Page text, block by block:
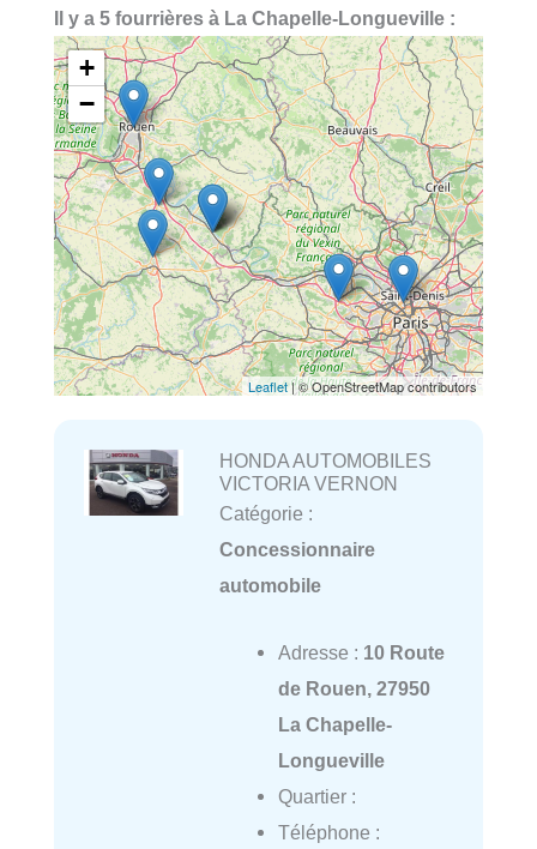
Il y a 5 fourrières à La Chapelle-Longueville :
+
−
Leaflet| © OpenStreetMap contributors
HONDA AUTOMOBILES
VICTORIA VERNON
Catégorie :
Concessionnaire
automobile
Adresse : 10 Route
de Rouen, 27950
La Chapelle-
Longueville
Quartier :
Téléphone :